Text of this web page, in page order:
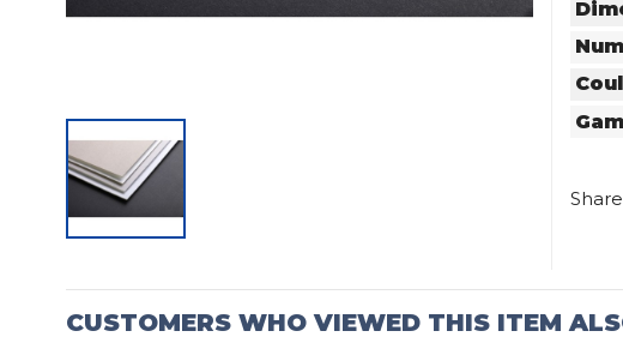
Share
CUSTOMERS WHO VIEWED THIS ITEM